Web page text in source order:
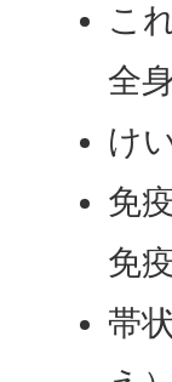
こ
全
け
免
免
帯